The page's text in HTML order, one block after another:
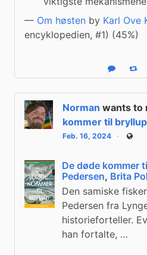
— Om høsten by Karl Ove
encyklopedien, #1) (45%)
Reply
Norman wants to
kommer til bryllup
Feb. 16, 2024 Public
De døde kommer
Pedersen, Brita
Den samiske
Pedersen fra
historieforteller.
han fortalte, …